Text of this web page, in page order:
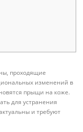
проходящие
изменений в
прыщи на коже.
для устранения
и требуют